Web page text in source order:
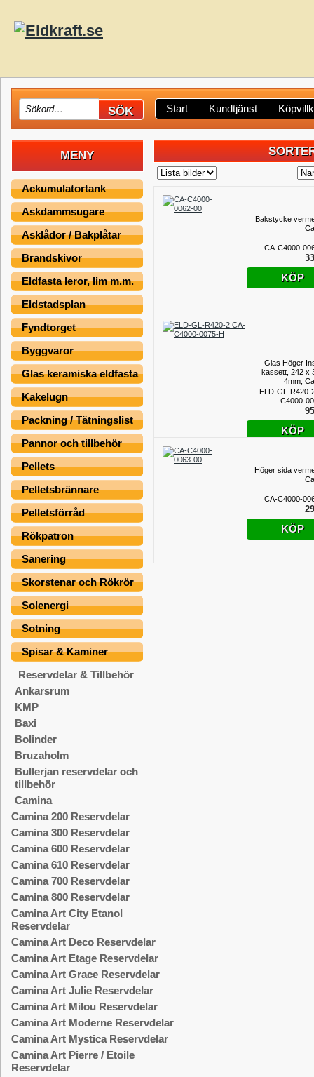
Start Kundtjänst
MENY
Ackumulatortank
Askdammsugare
Asklådor / Bakplåtar
Brandskivor
Eldfasta leror, lim m.m.
Eldstadsplan
Fyndtorget
Byggvaror
Glas keramiska eldfasta
Kakelugn
Packning / Tätningslist
Pannor och tillbehör
Pellets
Pelletsbrännare
Pelletsförråd
Rökpatron
Sanering
Skorstenar och Rökrör
Solenergi
Sotning
Spisar & Kaminer
Reservdelar & Tillbehör
Ankarsrum
KMP
Baxi
Bolinder
Bruzaholm
Bullerjan reservdelar och
tillbehör
Camina
Camina 200 Reservdelar
Camina 300 Reservdelar
Camina 600 Reservdelar
Camina 610 Reservdelar
Camina 700 Reservdelar
Camina 800 Reservdelar
Camina Art City Etanol
Reservdelar
Camina Art Deco Reservdelar
Camina Art Etage Reservdelar
Camina Art Grace Reservdelar
Camina Art Julie Reservdelar
Camina Art Milou Reservdelar
Camina Art Moderne Reservdelar
Camina Art Mystica Reservdelar
Camina Art Pierre / Etoile
Reservdelar
Bakstycke
CA-C4000-
KÖP
Glas Höger
kassett, 242 x
4mm,
ELD-GL-R420-
C4000-
KÖP
Höger sida
CA-C4000-
KÖP